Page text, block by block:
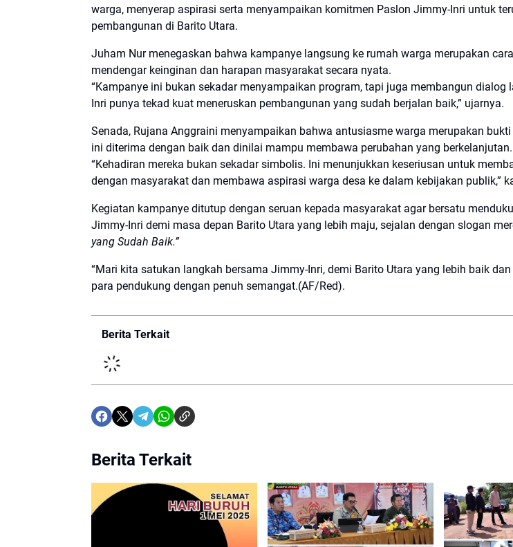
warga, menyerap aspirasi serta menyampaikan komitmen Paslon Jimmy-Inri untuk
pembangunan di Barito Utara.
Juham Nur menegaskan bahwa kampanye langsung ke rumah warga merupakan
mendengar keinginan dan harapan masyarakat secara nyata.
“Kampanye ini bukan sekadar menyampaikan program, tapi juga membangun dialog
Inri punya tekad kuat meneruskan pembangunan yang sudah berjalan baik,” ujarnya.
Senada, Rujana Anggraini menyampaikan bahwa antusiasme warga merupakan
ini diterima dengan baik dan dinilai mampu membawa perubahan yang berkelanjutan.
“Kehadiran mereka bukan sekadar simbolis. Ini menunjukkan keseriusan untuk
dengan masyarakat dan membawa aspirasi warga desa ke dalam kebijakan publik,”
Kegiatan kampanye ditutup dengan seruan kepada masyarakat agar bersatu
Jimmy-Inri demi masa depan Barito Utara yang lebih maju, sejalan dengan slogan
yang Sudah Baik.”
“Mari kita satukan langkah bersama Jimmy-Inri, demi Barito Utara yang lebih baik dan
para pendukung dengan penuh semangat.(AF/Red).
Berita Terkait
Berita Terkait